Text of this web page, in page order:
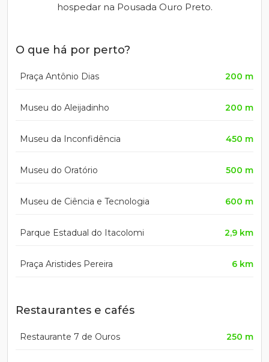
hospedar na Pousada Ouro Preto.
O que há por perto?
Praça Antônio Dias 200 m
Museu do Aleijadinho 200 m
Museu da Inconfidência 450 m
Museu do Oratório 500 m
Museu de Ciência e Tecnologia 600 m
Parque Estadual do Itacolomi 2,9 km
Praça Aristides Pereira 6 km
Restaurantes e cafés
Restaurante 7 de Ouros 250 m